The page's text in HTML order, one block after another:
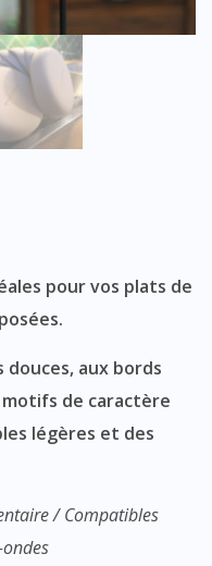
pour vos plats de
aux bords
de caractère
légères et des
/ Compatibles